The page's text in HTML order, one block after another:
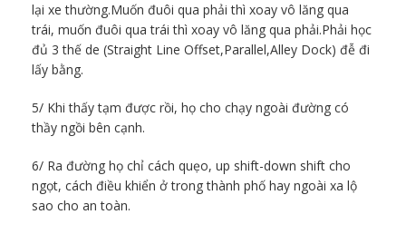
lại xe thường.Muốn đuôi qua phải thì xoay vô lăng qua
trái, muốn đuôi qua trái thì xoay vô lăng qua phải.Phải học
đủ 3 thế de (Straight Line Offset,Parallel,Alley Dock) đễ đi
lấy bằng.
5/ Khi thấy tạm được rồi, họ cho chạy ngoài đường có
thầy ngồi bên cạnh.
6/ Ra đường họ chỉ cách quẹo, up shift-down shift cho
ngọt, cách điều khiển ở trong thành phố hay ngoài xa lộ
sao cho an toàn.